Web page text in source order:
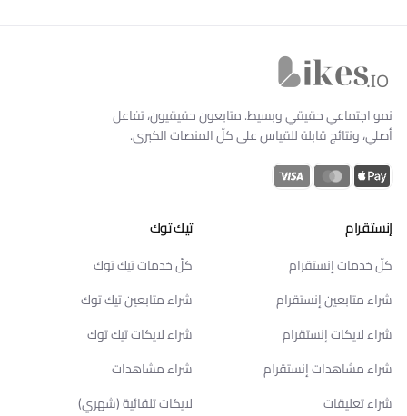
نمو اجتماعي حقيقي وبسيط. متابعون حقيقيون، تفاعل
أصلي، ونتائج قابلة للقياس على كلّ المنصات الكبرى.
إنستقرام
كلّ خدمات إنستقرام
شراء متابعين إنستقرام
شراء لايكات إنستقرام
شراء مشاهدات إنستقرام
شراء تعليقات
تيك توك
كلّ خدمات تيك توك
شراء متابعين تيك توك
شراء لايكات تيك توك
شراء مشاهدات
لايكات تلقائية (شهري)